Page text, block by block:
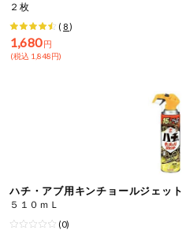
ごま
りんご
２枚
( 8)
1,680 円
(税込 1,848円)
ハチ・アブ用キンチョールジェット
５１０ｍＬ
(0)